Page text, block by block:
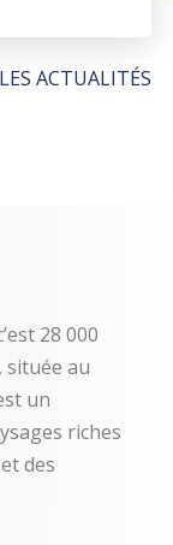
ACTUALITÉS
28 000
située au
un
riches
des